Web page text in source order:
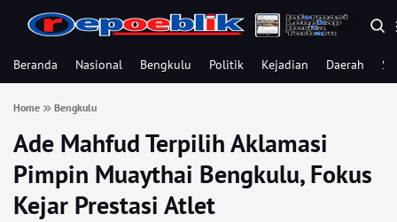
Beranda Nasional Bengkulu Politik Kejadian Daerah
Home Bengkulu
Ade Mahfud Terpilih Aklamasi
Pimpin Muaythai Bengkulu, Fokus
Kejar Prestasi Atlet